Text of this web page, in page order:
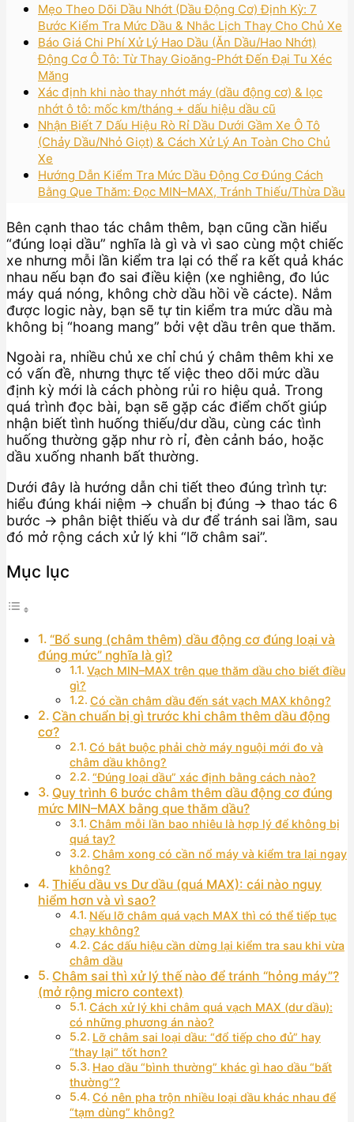
Mẹo Theo Dõi Dầu Nhớt (Dầu Động Cơ) Định Kỳ: 7
Bước Kiểm Tra Mức Dầu & Nhắc Lịch Thay Cho Chủ Xe
Báo Giá Chi Phí Xử Lý Hao Dầu (Ăn Dầu/Hao Nhớt)
Động Cơ Ô Tô: Từ Thay Gioăng-Phớt Đến Đại Tu Xéc
Măng
Xác định khi nào thay nhớt máy (dầu động cơ) & lọc
nhớt ô tô: mốc km/tháng + dấu hiệu dầu cũ
Nhận Biết 7 Dấu Hiệu Rò Rỉ Dầu Dưới Gầm Xe Ô Tô
(Chảy Dầu/Nhỏ Giọt) & Cách Xử Lý An Toàn Cho Chủ
Xe
Hướng Dẫn Kiểm Tra Mức Dầu Động Cơ Đúng Cách
Bằng Que Thăm: Đọc MIN–MAX, Tránh Thiếu/Thừa Dầu
Bên cạnh thao tác châm thêm, bạn cũng cần hiểu
“đúng loại dầu” nghĩa là gì và vì sao cùng một chiếc
xe nhưng mỗi lần kiểm tra lại có thể ra kết quả khác
nhau nếu bạn đo sai điều kiện (xe nghiêng, đo lúc
máy quá nóng, không chờ dầu hồi về cácte). Nắm
được logic này, bạn sẽ tự tin kiểm tra mức dầu mà
không bị “hoang mang” bởi vệt dầu trên que thăm.
Ngoài ra, nhiều chủ xe chỉ chú ý châm thêm khi xe
có vấn đề, nhưng thực tế việc theo dõi mức dầu
định kỳ mới là cách phòng rủi ro hiệu quả. Trong
quá trình đọc bài, bạn sẽ gặp các điểm chốt giúp
nhận biết tình huống thiếu/dư dầu, cùng các tình
huống thường gặp như rò rỉ, đèn cảnh báo, hoặc
dầu xuống nhanh bất thường.
Dưới đây là hướng dẫn chi tiết theo đúng trình tự:
hiểu đúng khái niệm → chuẩn bị đúng → thao tác 6
bước → phân biệt thiếu và dư để tránh sai lầm, sau
đó mở rộng cách xử lý khi “lỡ châm sai”.
Mục lục
“Bổ sung (châm thêm) dầu động cơ đúng loại và
đúng mức” nghĩa là gì?
Vạch MIN–MAX trên que thăm dầu cho biết điều
gì?
Có cần châm dầu đến sát vạch MAX không?
Cần chuẩn bị gì trước khi châm thêm dầu động
cơ?
Có bắt buộc phải chờ máy nguội mới đo và
châm dầu không?
“Đúng loại dầu” xác định bằng cách nào?
Quy trình 6 bước châm thêm dầu động cơ đúng
mức MIN–MAX bằng que thăm dầu?
Châm mỗi lần bao nhiêu là hợp lý để không bị
quá tay?
Châm xong có cần nổ máy và kiểm tra lại ngay
không?
Thiếu dầu vs Dư dầu (quá MAX): cái nào nguy
hiểm hơn và vì sao?
Nếu lỡ châm quá vạch MAX thì có thể tiếp tục
chạy không?
Các dấu hiệu cần dừng lại kiểm tra sau khi vừa
châm dầu
Châm sai thì xử lý thế nào để tránh “hỏng máy”?
(mở rộng micro context)
Cách xử lý khi châm quá vạch MAX (dư dầu):
có những phương án nào?
Lỡ châm sai loại dầu: “đổ tiếp cho đủ” hay
“thay lại” tốt hơn?
Hao dầu “bình thường” khác gì hao dầu “bất
thường”?
Có nên pha trộn nhiều loại dầu khác nhau để
“tạm dùng” không?